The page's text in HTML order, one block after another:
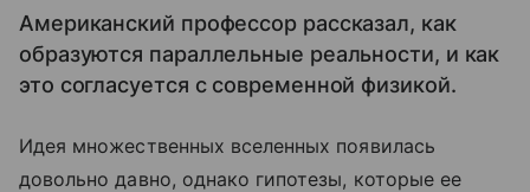
Американский профессор рассказал, как
образуются параллельные реальности, и как
это согласуется с современной физикой.
Идея множественных вселенных появилась
довольно давно, однако гипотезы, которые ее